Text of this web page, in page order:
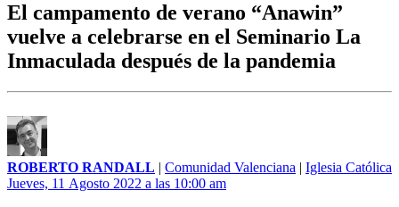
El campamento de verano “Anawin”
vuelve a celebrarse en el Seminario La
Inmaculada después de la pandemia
ROBERTO RANDALL | Comunidad Valenciana | Iglesia Católica
Jueves, 11 Agosto 2022 a las 10:00 am